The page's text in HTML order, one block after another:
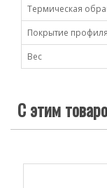
Термическая
Покрытие профиля
Вес
С этим